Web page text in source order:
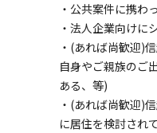
・公共案件に携わ
・法人企業向けに
・(あれば尚歓迎)
自身やご親族のご
ある、等)
・(あれば尚歓迎)
に居住を検討され